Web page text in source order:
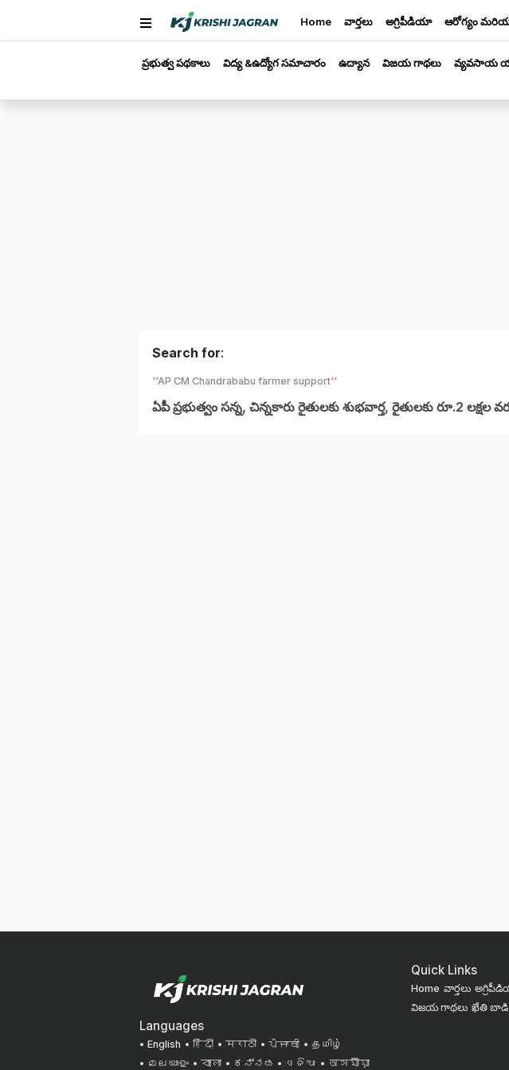
Home వార్తలు అగ్రిపీడియా ఆరోగ్యం
ప్రభుత్వ పథకాలు విద్య &ఉద్యోగ సమాచారం ఉద్యాన విజయ గాథలు వ్యవసాయ
Search for:
AP CM Chandrababu farmer support
ఏపీ ప్రభుత్వం సన్న, చిన్నకారు రైతులకు శుభవార్త, రైతులకు రూ.2 లక్షల
Languages
English हिंदी मराठी ਪੰਜਾਬੀ
தமிழ்
മലയാളം
বাংলা ಕನ್ನಡ ଓଡିଆ অসমীয়া
Quick Links
Home వార్తలు
విజయ గాథలు ఖేతి బాడి